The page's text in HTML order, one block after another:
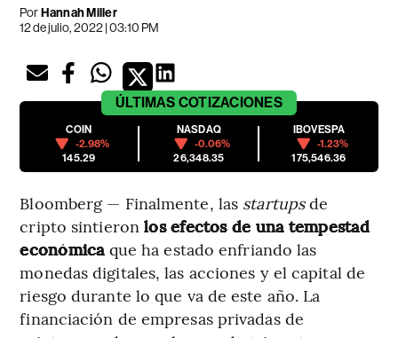
PorHannah Miller
12 de julio, 2022 | 03:10 PM
ÚLTIMAS COTIZACIONES
COIN
-2.98%
145.29
NASDAQ
-0.06%
26,348.35
IBOVESPA
-1.23%
175,546.36
Bloomberg — Finalmente, las startupsde
cripto sintieronlos efectos de una tempestad
económica que ha estado enfriando las
monedas digitales, las acciones y el capital de
riesgo durante lo que va de este año. La
financiación de empresas privadas de